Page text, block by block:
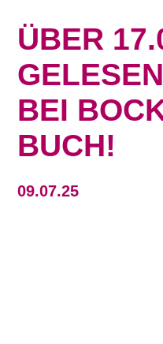
ÜBER
BEI
BUCH!
09.07.25